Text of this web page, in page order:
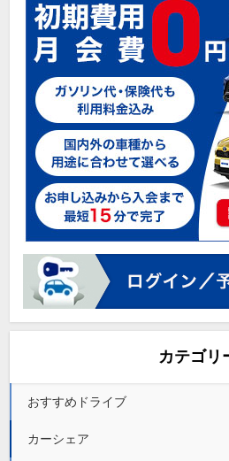
カテゴリ
おすすめドライブ
カーシェア